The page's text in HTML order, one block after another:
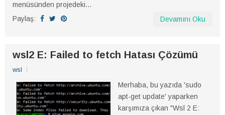
menüsünden projedeki...
Paylaş:
Devamını Oku
wsl2 E: Failed to fetch Hatası Çözümü
wsl
Merhaba, bu yazıda 'sudo
apt-get update' yaparken
karşımıza çıkan "Wsl 2 E: